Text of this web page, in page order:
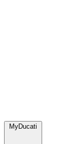
MyDucati